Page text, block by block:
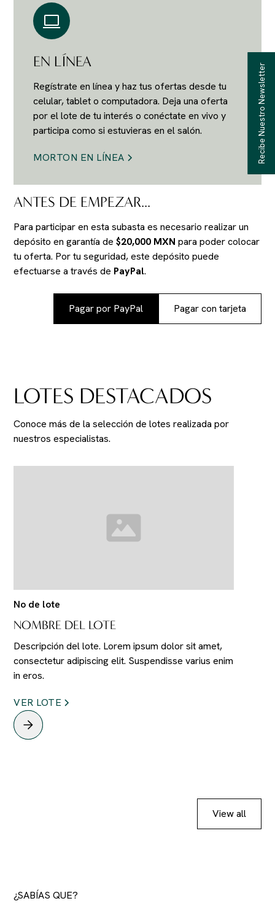
EN LÍNEA
Regístrate en línea y haz tus ofertas desde tu
celular, tablet o computadora. Deja una oferta
por el lote de tu interés o conéctate en vivo y
participa como si estuvieras en el salón.
MORTON EN LÍNEA
ANTES DE EMPEZAR...
Para participar en esta subasta es necesario realizar un
depósito en garantía de$20,000 MXN para poder colocar
tu oferta. Por tu seguridad, este depósito puede
efectuarse a través de PayPal.
Pagar por PayPal Pagar con tarjeta
LOTES DESTACADOS
Conoce más de la selección de lotes realizada por
nuestros especialistas.
No de lote
NOMBRE DEL LOTE
Descripción del lote. Lorem ipsum dolor sit amet,
consectetur adipiscing elit. Suspendisse varius enim
in eros.
VER LOTE
View all
¿SABÍAS QUE?
Recibe Nuestro Newsletter